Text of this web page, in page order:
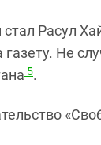
стал Расул
газету. Не
5.